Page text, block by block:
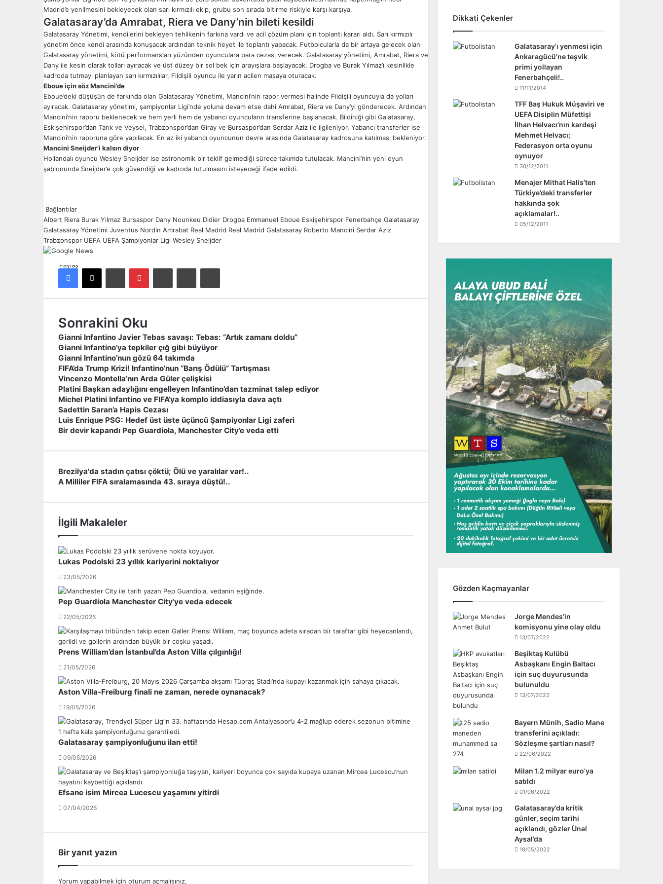
Madrid’e yenilmesini bekleyecek olan sarı kırmızılı ekip, grubu son sırada bitirme riskiyle karşı karşıya.
Galatasaray’da Amrabat, Riera ve Dany’nin bileti kesildi
Galatasaray Yönetimi, kendilerini bekleyen tehlikenin farkına vardı ve acil çözüm planı için toplantı kararı aldı. Sarı kırmızılı
yönetim önce kendi arasında konuşacak ardından teknik heyet ile toplantı yapacak. Futbolcularla da bir artaya gelecek olan
Galatasaray yönetimi, kötü performansları yüzünden oyunculara para cezası verecek. Galatasaray yönetimi, Amrabat, Riera ve
Dany ile kesin olarak tolları ayıracak ve üst düzey bir sol bek için arayışlara başlayacak. Drogba ve Burak Yılmaz’ı kesinlikle
kadroda tutmayı planlayan sarı kırmızılılar, Fildişili oyuncu ile yarın acilen masaya oturacak.
Eboue için söz Mancini’de
Eboue’deki düşüşün de farkında olan Galatasaray Yönetimi, Mancini’nin rapor vermesi halinde Fildişili oyuncuyla da yolları
ayıracak. Galatasaray yönetimi, şampiyonlar Ligi’nde yoluna devam etse dahi Amrabat, Riera ve Dany’yi gönderecek. Ardından
Mancini’nin raporu beklenecek ve hem yerli hem de yabancı oyuncuların transferine başlanacak. Bildiniği gibi Galatasaray,
Eskişehirspor’dan Tarık ve Veysel, Trabzonspor’dan Giray ve Bursaspor’dan Serdar Aziz ile ilgileniyor. Yabancı transferler ise
Mancini’nin raporuna göre yapılacak. En az iki yabancı oyuncunun devre arasında Galatasaray kadrosuna katılması bekleniyor.
Mancini Sneijder’i kalsın diyor
Hollandalı oyuncu Wesley Sneijder ise astronomik bir teklif gelmediği sürece takımda tutulacak. Mancini’nin yeni oyun
şablonunda Sneijder’e çok güvendiği ve kadroda tutulmasını isteyeceği ifade edildi.
Bağlantılar
Albert Riera Burak Yılmaz Bursaspor Dany Nounkeu Didier Drogba Emmanuel Eboue Eskişehirspor Fenerbahçe Galatasaray
Galatasaray Yönetimi Juventus Nordin Amrabat Real Madrid Real Madrid Galatasaray Roberto Mancini Serdar Aziz
Trabzonspor UEFA UEFA Şampiyonlar Ligi Wesley Sneijder
Paylaş
Sonrakini Oku
Gianni Infantino Javier Tebas savaşı: Tebas: “Artık zamanı doldu”
Gianni Infantino’ya tepkiler çığ gibi büyüyor
Gianni Infantino’nun gözü 64 takımda
FIFA’da Trump Krizi! Infantino’nun “Barış Ödülü” Tartışması
Vincenzo Montella’nın Arda Güler çelişkisi
Platini Başkan adaylığını engelleyen Infantino’dan tazminat talep ediyor
Michel Platini Infantino ve FIFA’ya komplo iddiasıyla dava açtı
Sadettin Saran’a Hapis Cezası
Luis Enrique PSG: Hedef üst üste üçüncü Şampiyonlar Ligi zaferi
Bir devir kapandı Pep Guardiola, Manchester City’e veda etti
B
r
z
'
d
a
s
t
a
d
ı
ç
t
ı
s
ç
ö
k
t
;
Ö
l
ü
a
a
l
Brezilya'da stadın çatısı çöktü; Ölü ve yaralılar var!..
A
i
e
r
F
I
F
A
s
ı
a
a
m
a
ı
n
d
a
3
.
s
ı
a
ü
ş
A Milliler FIFA sıralamasında 43. sıraya düştü!..
İlgili Makaleler
Lukas Podolski 23 yıllık kariyerini noktalıyor
23/05/2026
Pep Guardiola Manchester City’ye veda edecek
22/05/2026
Prens William’dan İstanbul’da Aston Villa çılgınlığı!
21/05/2026
Aston Villa-Freiburg finali ne zaman, nerede oynanacak?
19/05/2026
Galatasaray şampiyonluğunu ilan etti!
09/05/2026
Efsane isim Mircea Lucescu yaşamını yitirdi
07/04/2026
Bir yanıt yazın
Yorum yapabilmek için oturum açmalısınız.
Dikkati Çekenler
Galatasaray’ı yenmesi için
Ankaragücü’ne teşvik
primi yollayan
Fenerbahçeli!..
11/11/2014
TFF Baş Hukuk Müşaviri ve
UEFA Disiplin Müfettişi
İlhan Helvacı’nın kardeşi
Mehmet Helvacı;
Federasyon orta oyunu
oynuyor
30/12/2011
Menajer Mithat Halis’ten
Türkiye’deki transferler
hakkında şok
açıklamalar!..
05/12/2011
Gözden Kaçmayanlar
Jorge Mendes’in
komisyonu yine olay oldu
13/07/2022
Beşiktaş Kulübü
Asbaşkanı Engin Baltacı
için suç duyurusunda
bulunuldu
13/07/2022
Bayern Münih, Sadio Mane
transferini açıkladı:
Sözleşme şartları nasıl?
22/06/2022
Milan 1.2 milyar euro’ya
satıldı
01/06/2022
Galatasaray’da kritik
günler, seçim tarihi
açıklandı, gözler Ünal
Aysal’da
18/05/2022